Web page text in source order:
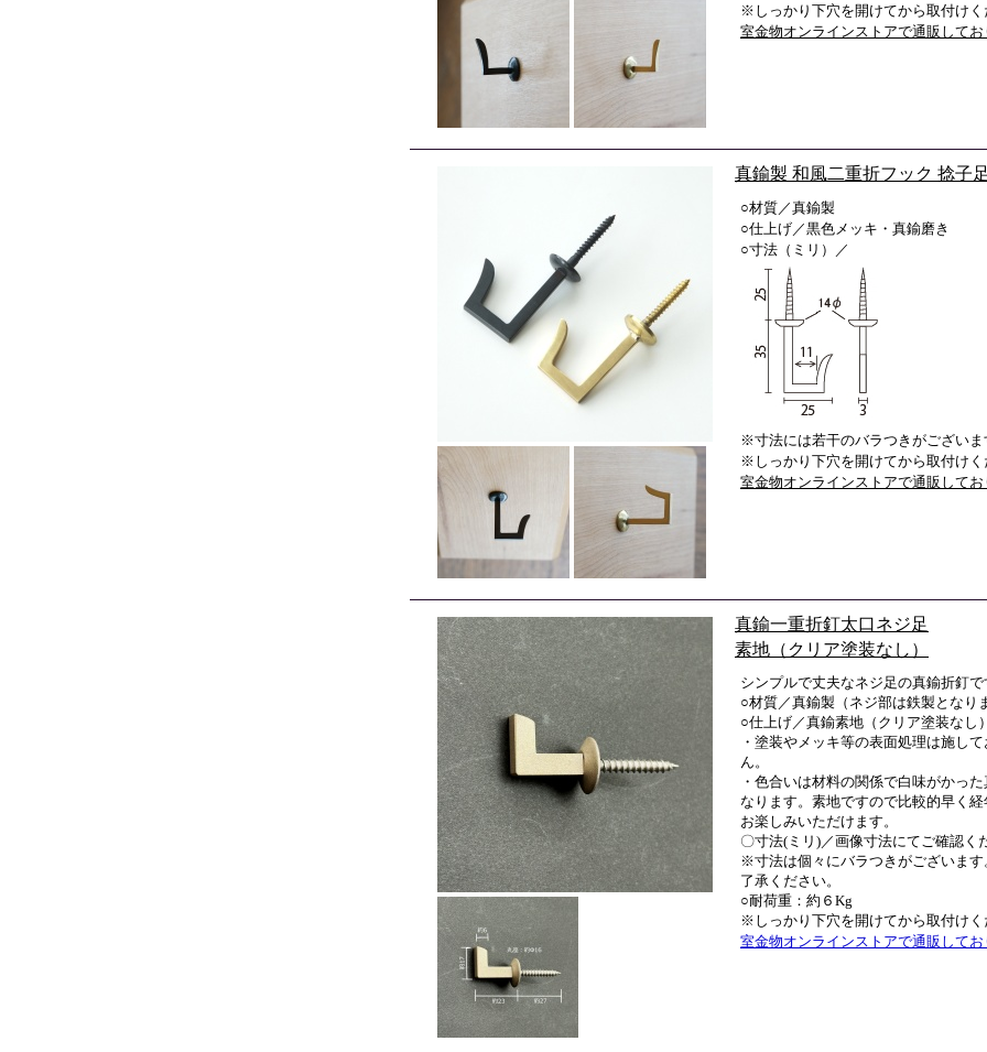
※しっかり下穴を開けてから取付けく
室金物オンラインストアで通販してお
真鍮製 和風二重折フック 捻子足
○材質／真鍮製
○仕上げ／黒色メッキ・真鍮磨き
○寸法（ミリ）／
※寸法には若干のバラつきがございま
※しっかり下穴を開けてから取付けく
室金物オンラインストアで通販してお
真鍮一重折釘太口ネジ足
素地（クリア塗装なし）
シンプルで丈夫なネジ足の真鍮折釘で
○材質／真鍮製（ネジ部は鉄製となり
○仕上げ／真鍮素地（クリア塗装なし）
・塗装やメッキ等の表面処理は施し
ん。
・色合いは材料の関係で白味がかった
なります。素地ですので比較的早く経
お楽しみいただけます。
〇寸法(ミリ)／画像寸法にてご確認く
※寸法は個々にバラつきがございます
了承ください。
○耐荷重：約６Kg
※しっかり下穴を開けてから取付けく
室金物オンラインストアで通販してお